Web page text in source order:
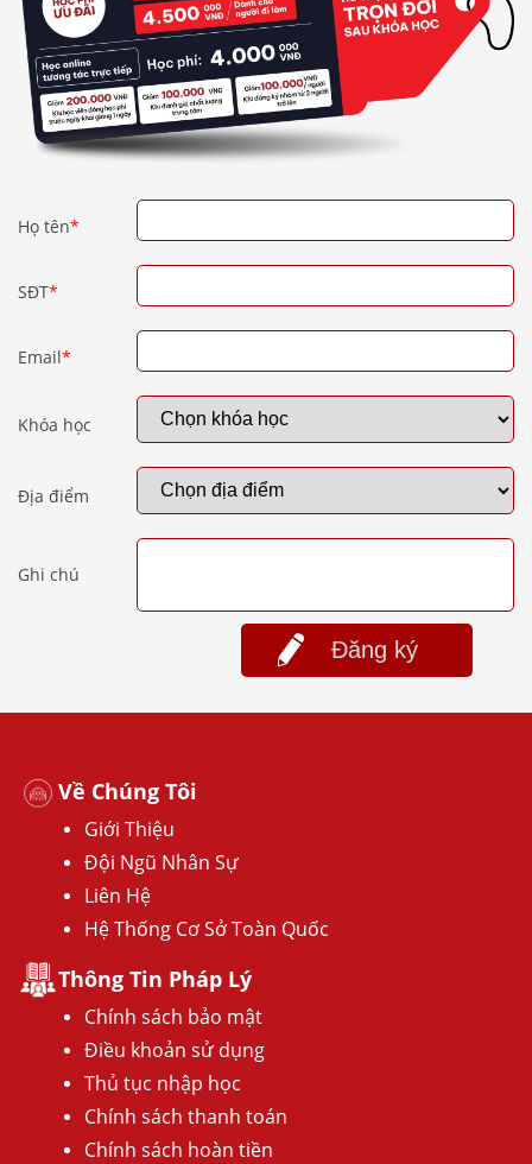
Họ tên*
SĐT*
Email*
Khóa học
Địa điểm
Ghi chú
Đăng ký
Về Chúng Tôi
Giới Thiệu
Đội Ngũ Nhân Sự
Liên Hệ
Hệ Thống Cơ Sở Toàn Quốc
Thông Tin Pháp Lý
Chính sách bảo mật
Điều khoản sử dụng
Thủ tục nhập học
Chính sách thanh toán
Chính sách hoàn tiền